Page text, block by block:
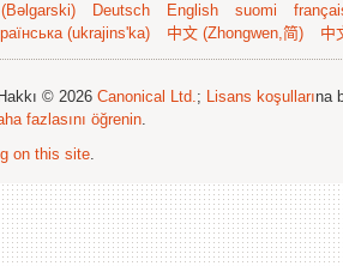
Deutsch English suomi
(ukrajins'ka) 中文 (Zhongwen,简) 中
© 2026 Canonical Ltd.; Lisans koşullarına
fazlasını öğrenin.
on this site.